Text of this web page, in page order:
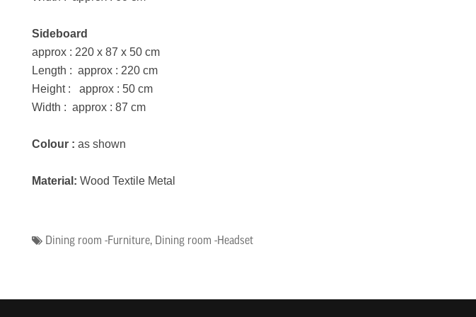
Sideboard
approx : 220 x 87 x 50 cm
Length : approx : 220 cm
Height : approx : 50 cm
Width : approx : 87 cm
Colour : as shown
Material: Wood Textile Metal
Dining room -Furniture, Dining room -Headset